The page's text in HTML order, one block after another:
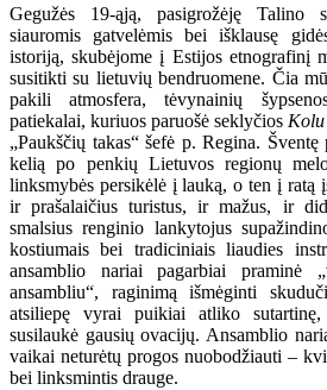
Gegužės 19-ąją, pasigrožėję Talino
siauromis gatvelėmis bei išklausę
istoriją, skubėjome į Estijos etnografinį
susitikti su lietuvių bendruomene. Čia
pakili atmosfera, tėvynainių
patiekalai, kuriuos paruošė seklyčios
„Paukščių takas“ šefė p. Regina.
kelią po penkių Lietuvos regionų
linksmybės persikėlė į lauką, o ten į ratą
ir prašalaičius turistus, ir mažus, ir
smalsius renginio lankytojus
kostiumais bei tradiciniais liaudies
ansamblio nariai pagarbiai praminė
ansambliu“, raginimą išmėginti
atsiliepę vyrai puikiai atliko
susilaukė gausių ovacijų. Ansamblio
vaikai neturėtų progos nuobodžiauti –
bei linksmintis drauge.